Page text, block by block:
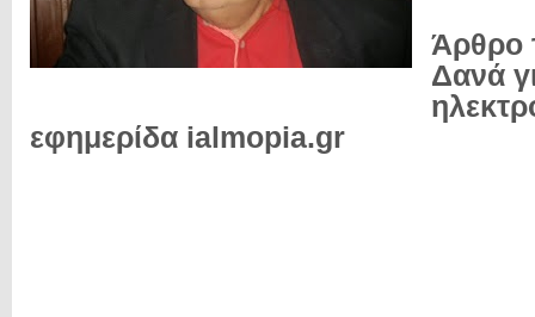
Άρθρο
Δανά
εφημερίδα ialmopia.gr